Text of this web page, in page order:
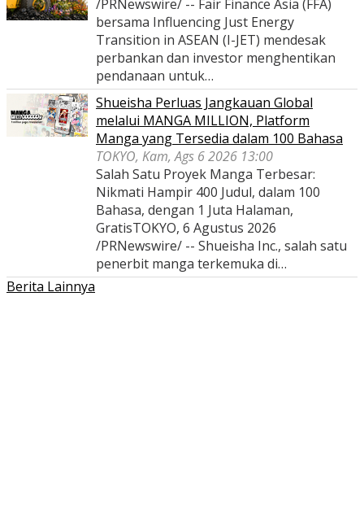
/PRNewswire/ -- Fair Finance Asia (FFA)
bersama Influencing Just Energy
Transition in ASEAN (I-JET) mendesak
perbankan dan investor menghentikan
pendanaan untuk…
Shueisha Perluas Jangkauan Global
melalui MANGA MILLION, Platform
Manga yang Tersedia dalam 100 Bahasa
TOKYO, Kam, Ags 6 2026 13:00
Salah Satu Proyek Manga Terbesar:
Nikmati Hampir 400 Judul, dalam 100
Bahasa, dengan 1 Juta Halaman,
GratisTOKYO, 6 Agustus 2026
/PRNewswire/ -- Shueisha Inc., salah satu
penerbit manga terkemuka di…
Berita Lainnya